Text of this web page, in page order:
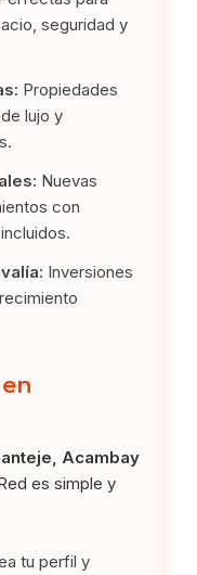
seguridad y
Propiedades
lujo y
Nuevas
con
Inversiones
Acambay
es simple y
tu perfil y